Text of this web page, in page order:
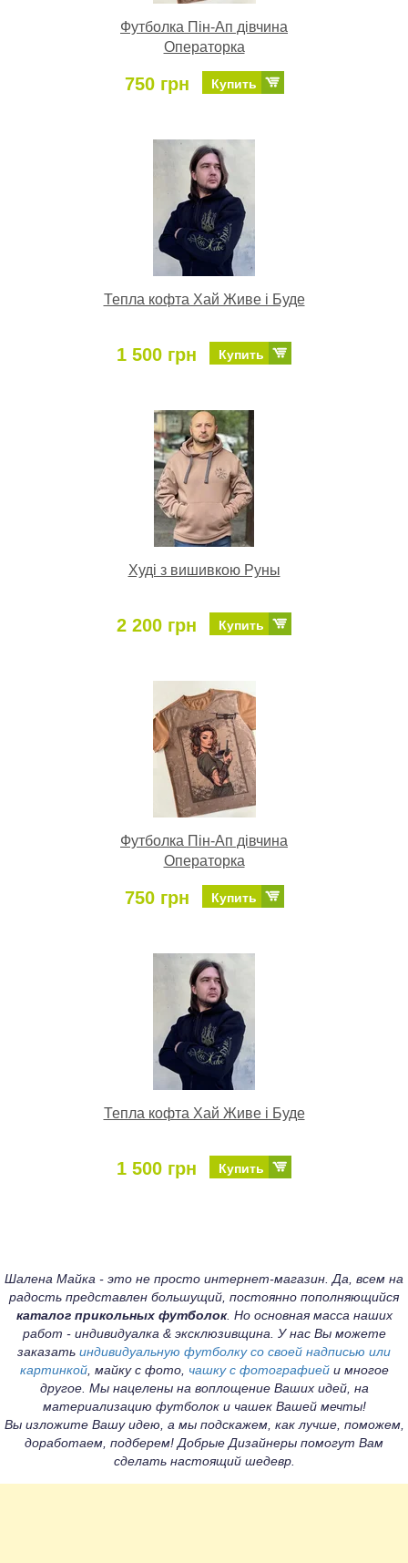
Футболка Пін-Ап дівчина
Операторка
750 грн Купить
Тепла кофта Хай Живе і Буде
1 500 грн Купить
Худі з вишивкою Руны
2 200 грн Купить
Футболка Пін-Ап дівчина
Операторка
750 грн Купить
Тепла кофта Хай Живе і Буде
1 500 грн Купить
Шалена Майка - это не просто интернет-магазин. Да, всем на
радость представлен большущий, постоянно пополняющийся
каталог прикольных футболок. Но основная масса наших
работ - индивидуалка & эксклюзивщина. У нас Вы можете
заказать индивидуальную футболку со своей надписью или
картинкой, майку с фото, чашку с фотографиейи многое
другое. Мы нацелены на воплощение Ваших идей, на
материализацию футболок и чашек Вашей мечты!
Вы изложите Вашу идею, а мы подскажем, как лучше, поможем,
доработаем, подберем! Добрые Дизайнеры помогут Вам
сделать настоящий шедевр.